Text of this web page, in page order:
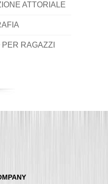
ATTORIALE
RAGAZZI